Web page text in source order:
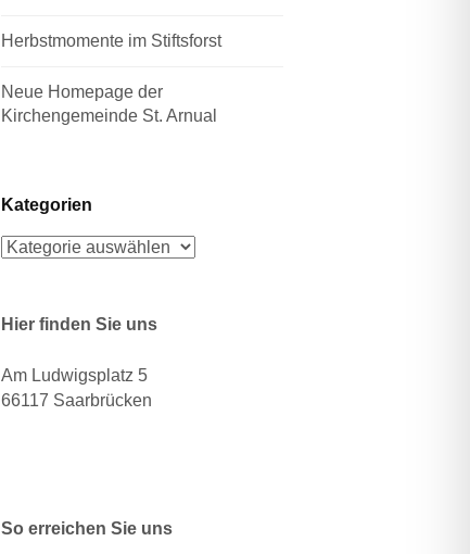
Herbstmomente im Stiftsforst
Neue Homepage der
Kirchengemeinde St. Arnual
Kategorien
Kategorien
Hier finden Sie uns
Am Ludwigsplatz 5
66117 Saarbrücken
So erreichen Sie uns